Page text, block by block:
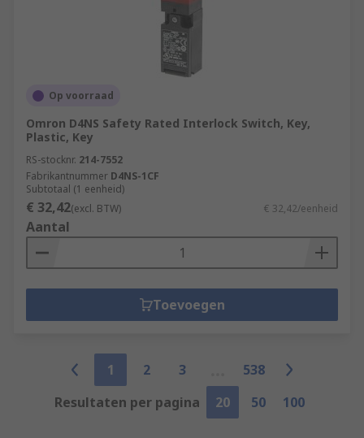
Op voorraad
Omron D4NS Safety Rated Interlock Switch, Key,
Plastic, Key
RS-stocknr. 214-7552
Fabrikantnummer D4NS-1CF
Subtotaal (1 eenheid)
€ 32,42(excl. BTW) € 32,42/eenheid
Aantal
Toevoegen
1 2 3
538
Resultaten per pagina
20 50 100